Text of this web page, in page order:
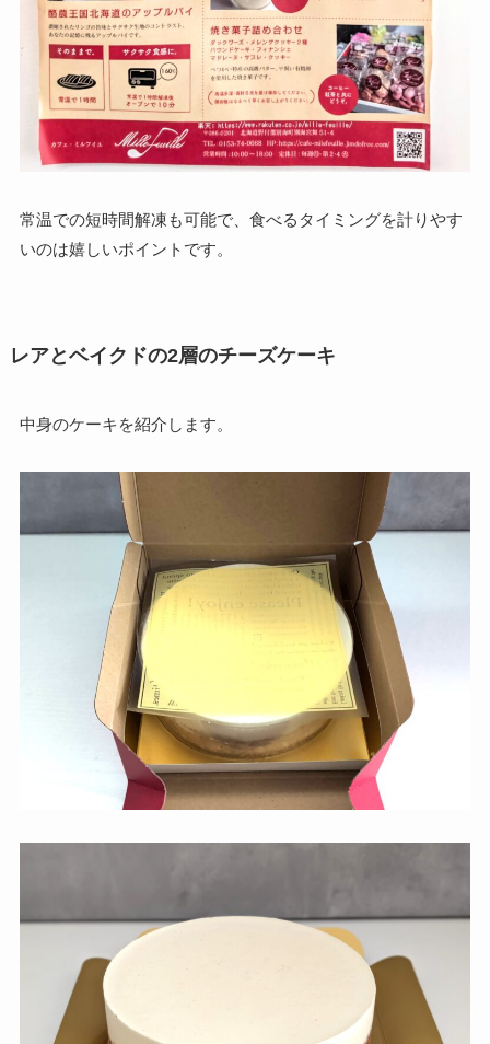
常温での短時間解凍も可能で、食べるタイミングを計りやす
いのは嬉しいポイントです。
レアとベイクドの2層のチーズケーキ
中身のケーキを紹介します。